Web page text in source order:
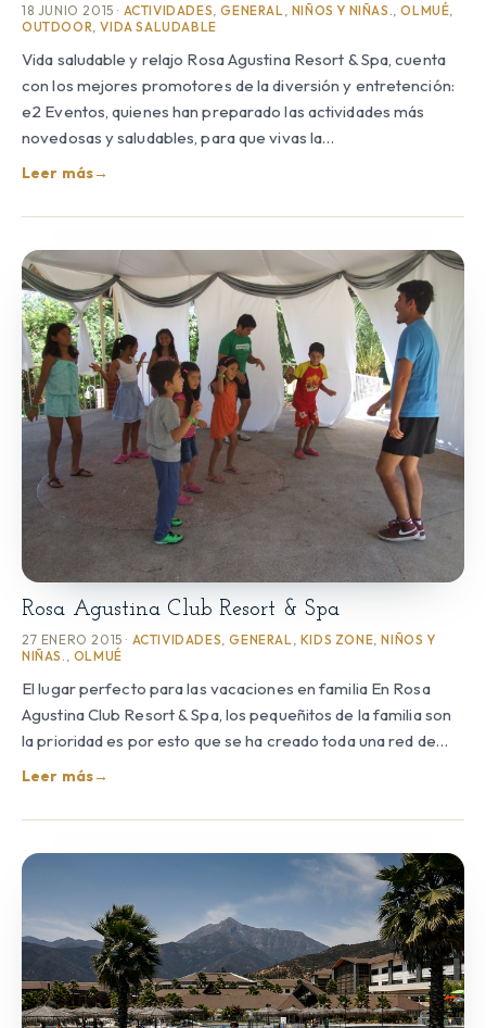
18 JUNIO 2015 · ACTIVIDADES ,GENERAL NIÑOS Y NIÑAS. ,OLMUÉ
OUTDOOR ,VIDA SALUDABLE
Vida saludable y relajo Rosa Agustina Resort & Spa, cuenta
con los mejores promotores de la diversión y entretención:
e2 Eventos, quienes han preparado las actividades más
novedosas y saludables, para que vivas la…
Leer más→
Rosa Agustina Club Resort & Spa
27 ENERO 2015 · ACTIVIDADES ,GENERAL KIDS ZONE ,NIÑOS Y
NIÑAS. OLMUÉ
El lugar perfecto para las vacaciones en familia En Rosa
Agustina Club Resort & Spa, los pequeñitos de la familia son
la prioridad es por esto que se ha creado toda una red de…
Leer más→